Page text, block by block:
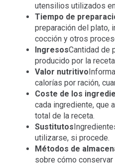
utensilios utilizados
Tiempo de
preparación del plato,
cocción y otros
IngresosCantidad de
producido por la
Valor nutritivo
calorías por ración,
Coste de los
cada ingrediente, que
total de la receta.
Sustitutos
utilizarse, si procede.
Métodos de
sobre cómo